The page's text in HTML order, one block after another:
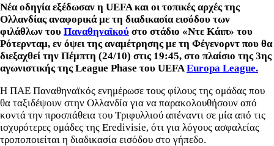
Νέα οδηγία εξέδωσαν η UEFA και οι τοπικές αρχές της
Ολλανδίας αναφορικά με τη διαδικασία εισόδου των
φιλάθλων του Παναθηναϊκού στο στάδιο «Ντε Κάιπ» του
Ρότερνταμ, εν όψει της αναμέτρησης με τη Φέγενορντ που θα
διεξαχθεί την Πέμπτη (24/10) στις 19:45, στο πλαίσιο της 3ης
αγωνιστικής της League Phase του UEFAEuropa League.
Η ΠΑΕ Παναθηναϊκός ενημέρωσε τους φίλους της ομάδας που
θα ταξιδέψουν στην Ολλανδία για να παρακολουθήσουν από
κοντά την προσπάθεια του Τριφυλλιού απέναντι σε μία από τις
ισχυρότερες ομάδες της Eredivisie, ότι για λόγους ασφαλείας
τροποποιείται η διαδικασία εισόδου στο γήπεδο.